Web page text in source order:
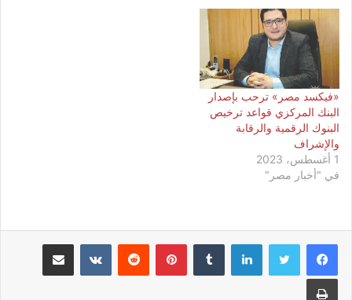
«فيكسد مصر» ترحب بإصدار
البنك المركزي قواعد ترخيص
البنوك الرقمية والرقابة
والإشراف
1 أغسطس، 2023
في "أخبار مصر"
لينكدإن بينتيريست مشاركة عبر البريد
طباعة